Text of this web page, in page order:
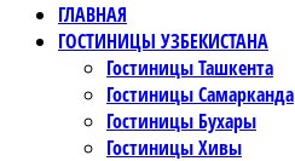
ГЛАВНАЯ
ГОСТИНИЦЫ УЗБЕКИСТАНА
Гостиницы Ташкента
Гостиницы Самарканда
Гостиницы Бухары
Гостиницы Хивы